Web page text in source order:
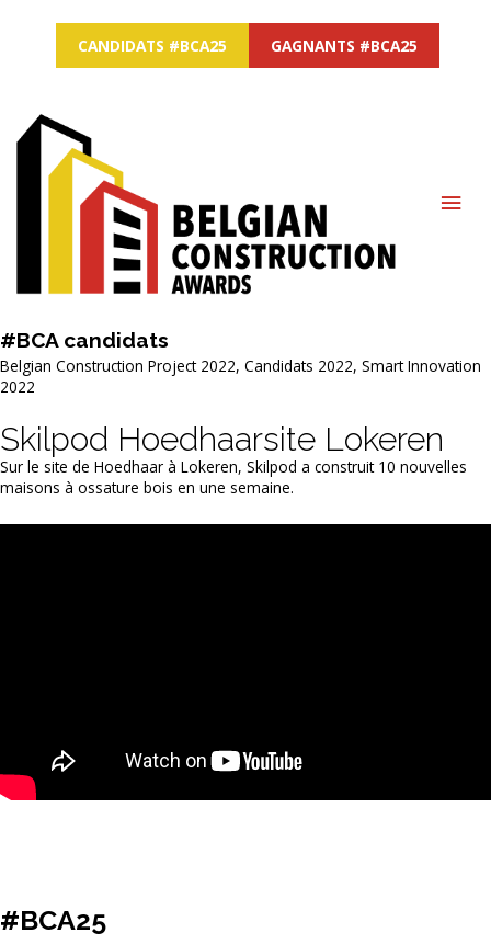
CANDIDATS #BCA25 GAGNANTS #BCA25
#BCA candidats
Belgian Construction Project 2022, Candidats 2022, Smart Innovation
2022
Skilpod Hoedhaarsite Lokeren
Sur le site de Hoedhaar à Lokeren, Skilpod a construit 10 nouvelles
maisons à ossature bois en une semaine.
#BCA25